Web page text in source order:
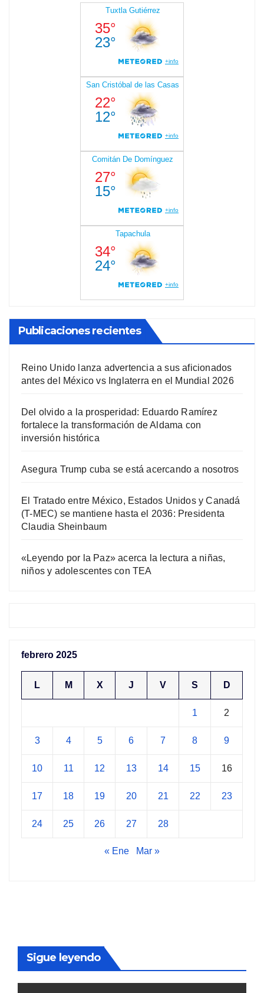
Publicaciones recientes
Reino Unido lanza advertencia a sus aficionados
antes del México vs Inglaterra en el Mundial 2026
Del olvido a la prosperidad: Eduardo Ramírez
fortalece la transformación de Aldama con
inversión histórica
Asegura Trump cuba se está acercando a nosotros
El Tratado entre México, Estados Unidos y Canadá
(T-MEC) se mantiene hasta el 2036: Presidenta
Claudia Sheinbaum
«Leyendo por la Paz» acerca la lectura a niñas,
niños y adolescentes con TEA
febrero 2025
L M X J V S D
1 2
3 4 5 6 7 8 9
10 11 12 13 14 15 16
17 18 19 20 21 22 23
24 25 26 27 28
« Ene Mar »
Sigue leyendo